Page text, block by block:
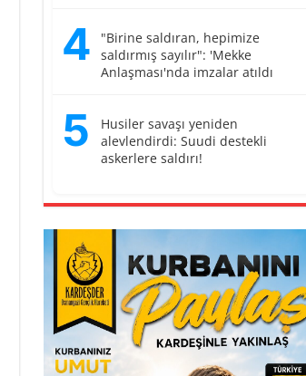
4
"Birine saldıran, hepimize
saldırmış sayılır": 'Mekke
Anlaşması'nda imzalar atıldı
5
Husiler savaşı yeniden
alevlendirdi: Suudi destekli
askerlere saldırı!